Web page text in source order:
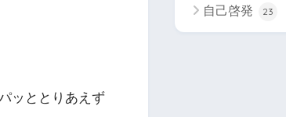
ッととりあえず
自己啓発 23